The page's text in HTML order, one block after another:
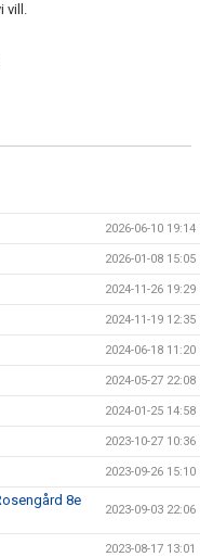
vill.
2026-06-10 19:14
2026-01-08 15:05
2024-11-26 19:29
2024-11-19 12:35
2024-06-18 11:20
2024-05-27 22:08
2024-01-25 14:58
2023-10-27 10:36
2023-09-26 15:10
8e
2023-09-03 22:06
2023-08-17 13:01